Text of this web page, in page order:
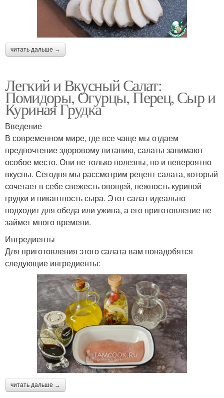
читать дальше →
Легкий и Вкусный Салат:
Помидоры, Огурцы, Перец, Сыр и
Куриная Грудка
Введение
В современном мире, где все чаще мы отдаем
предпочтение здоровому питанию, салаты занимают
особое место. Они не только полезны, но и невероятно
вкусны. Сегодня мы рассмотрим рецепт салата, который
сочетает в себе свежесть овощей, нежность куриной
грудки и пикантность сыра. Этот салат идеально
подходит для обеда или ужина, а его приготовление не
займет много времени.
Ингредиенты
Для приготовления этого салата вам понадобятся
следующие ингредиенты:
читать дальше →